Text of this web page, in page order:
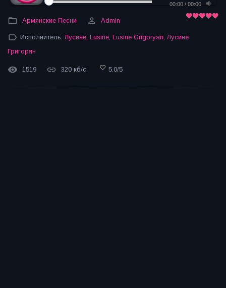
00:00 / 00:00
Армянские Песни Admin
Исполнитель: Лусине Lusine Lusine Grigoryan Лусине
Григорян
1519 320 кб/с 5.0/5